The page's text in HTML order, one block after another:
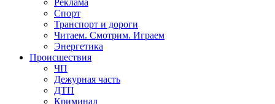
Реклама
Спорт
Транспорт и дороги
Читаем. Смотрим. Играем
Энергетика
Происшествия
ЧП
Дежурная часть
ДТП
Криминал